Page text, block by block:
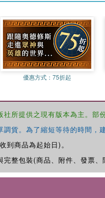
優惠方式：75折起
所提供之現有版本為主。部
貨。為了縮短等待的時間
到商品為起始日)。
整包裝(商品、附件、發票、